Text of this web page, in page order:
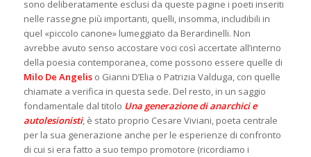
sono deliberatamente esclusi da queste pagine i poeti inseriti
nelle rassegne più importanti, quelli, insomma, includibili in
quel «piccolo canone» lumeggiato da Berardinelli. Non
avrebbe avuto senso accostare voci così accertate all’interno
della poesia contemporanea, come possono essere quelle di
Milo De Angeliso Gianni D’Elia o Patrizia Valduga, con quelle
chiamate a verifica in questa sede. Del resto, in un saggio
fondamentale dal titolo Una generazione di anarchici e
autolesionisti, è stato proprio Cesare Viviani, poeta centrale
per la sua generazione anche per le esperienze di confronto
di cui si era fatto a suo tempo promotore (ricordiamo i